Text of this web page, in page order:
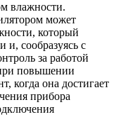
влажности.
может
который
и, сообразуясь с
за работой
повышении
когда она достигает
прибора